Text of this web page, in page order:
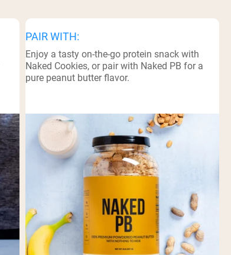
PAIR WITH:
Enjoy a tasty on-the-go protein snack with
Naked Cookies, or pair with Naked PB for a
pure peanut butter flavor.